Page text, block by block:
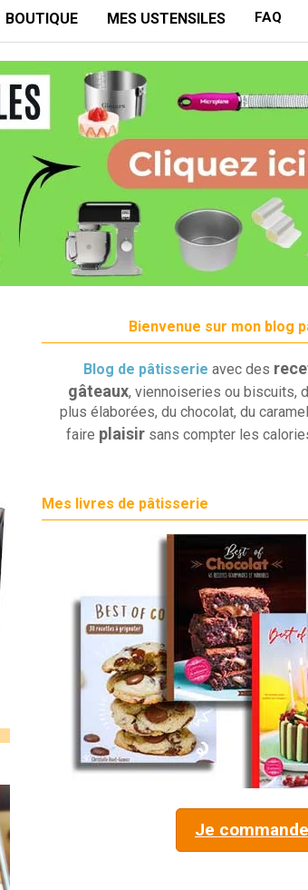
BOUTIQUE MES USTENSILES FAQ
Bienvenue sur mon blog
Blog de pâtisserie avec des
gâteaux, viennoiseries ou biscuits,
plus élaborées, du chocolat, du
faire plaisir sans compter les
Mes livres de pâtisserie
Je commande